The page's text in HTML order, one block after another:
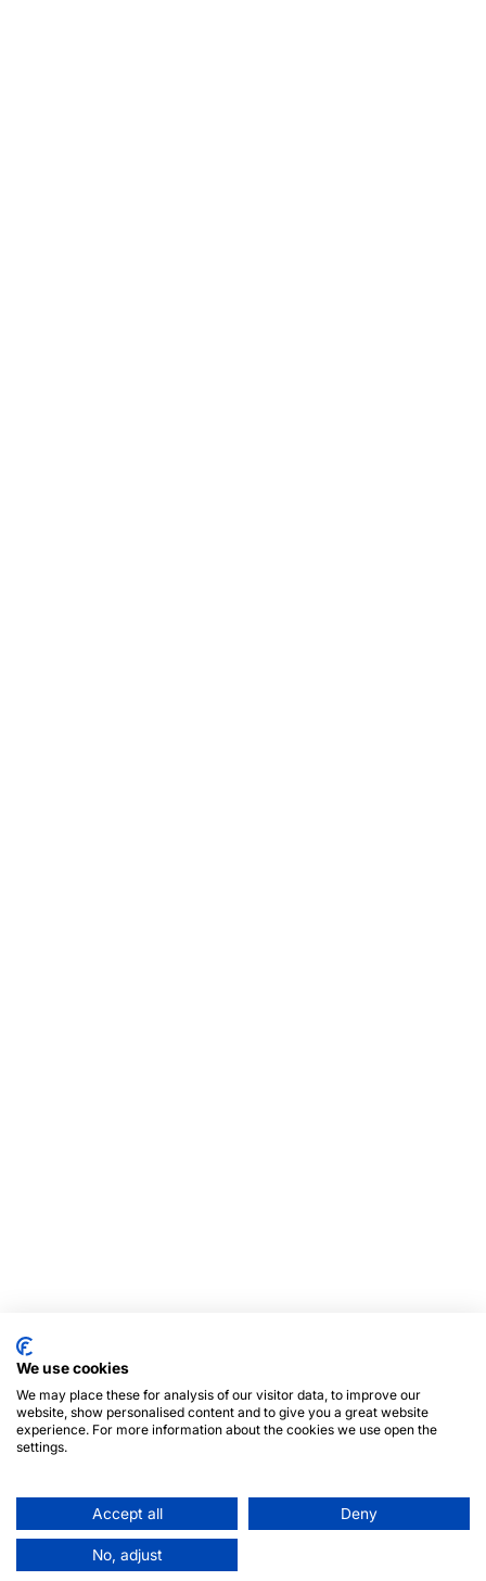
We use cookies
We may place these for analysis of our visitor data, to improve our
website, show personalised content and to give you a great website
experience. For more information about the cookies we use open the
settings.
Accept all Deny
No, adjust